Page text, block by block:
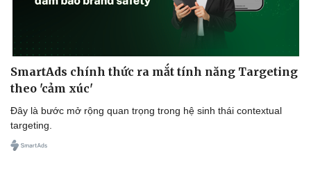
Sân khấu - Điện ảnh
Văn học
Âm nhạc
Di sản
Giải trí
Thời trang
Sao Việt
SmartAds chính thức ra mắt tính năng Targeting
theo 'cảm xúc'
Đây là bước mở rộng quan trọng trong hệ sinh thái contextual
targeting.